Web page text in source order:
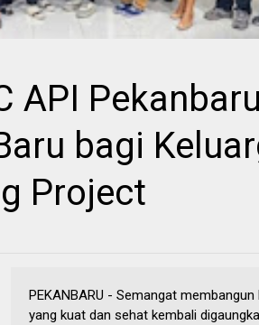
API Pekanbaru
bagi
Project
PEKANBARU - Semangat membangun
yang kuat dan sehat kembali